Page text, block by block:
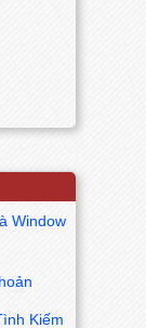
Window
Kiếm